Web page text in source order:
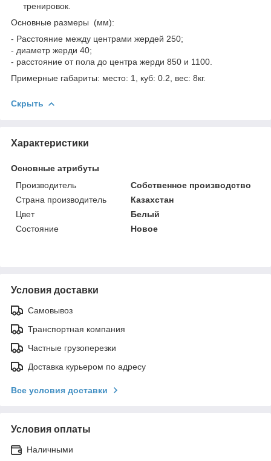
тренировок.
Основные размеры (мм):
- Расстояние между центрами жердей 250;
- диаметр жерди 40;
- расстояние от пола до центра жерди 850 и 1100.
Примерные габариты: место: 1, куб: 0.2, вес: 8кг.
Скрыть
Характеристики
Основные атрибуты
Производитель
Собственное производство
Страна производитель
Казахстан
Цвет
Белый
Состояние
Новое
Условия доставки
Самовывоз
Транспортная компания
Частные грузоперезки
Доставка курьером по адресу
Все условия доставки
Условия оплаты
Наличными